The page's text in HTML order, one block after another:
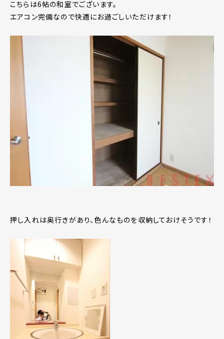
こちらは6帖の和室でございます。
エアコン完備なので快適にお過ごしいただけます！
押し入れは奥行きがあり、色んなものを収納しておけそうです！